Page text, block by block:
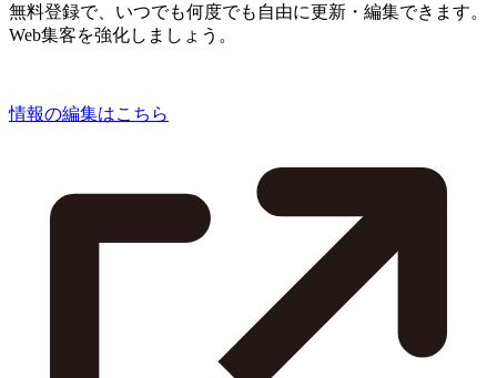
無料登録で、いつでも何度でも自由に更新・編集できます。
Web集客を強化しましょう。
情報の編集はこちら